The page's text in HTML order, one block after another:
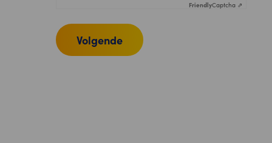
FriendlyCaptcha ⇗
Volgende